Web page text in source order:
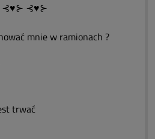
⊰♥⊱
mnie w ramionach ?
trwać